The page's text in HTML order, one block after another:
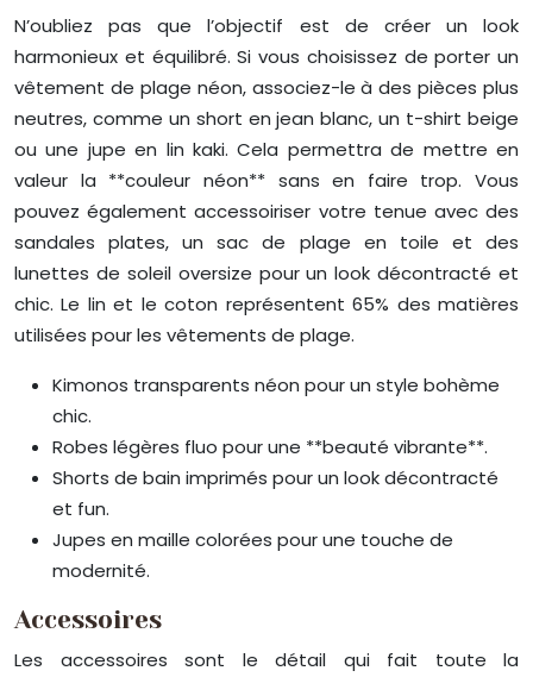
N’oubliez pas que l’objectif est de créer un look
harmonieux et équilibré. Si vous choisissez de porter un
vêtement de plage néon, associez-le à des pièces plus
neutres, comme un short en jean blanc, un t-shirt beige
ou une jupe en lin kaki. Cela permettra de mettre en
valeur la **couleur néon** sans en faire trop. Vous
pouvez également accessoiriser votre tenue avec des
sandales plates, un sac de plage en toile et des
lunettes de soleil oversize pour un look décontracté et
chic. Le lin et le coton représentent 65% des matières
utilisées pour les vêtements de plage.
Kimonos transparents néon pour un style bohème
chic.
Robes légères fluo pour une **beauté vibrante**.
Shorts de bain imprimés pour un look décontracté
et fun.
Jupes en maille colorées pour une touche de
modernité.
Accessoires
Les accessoires sont le détail qui fait toute la